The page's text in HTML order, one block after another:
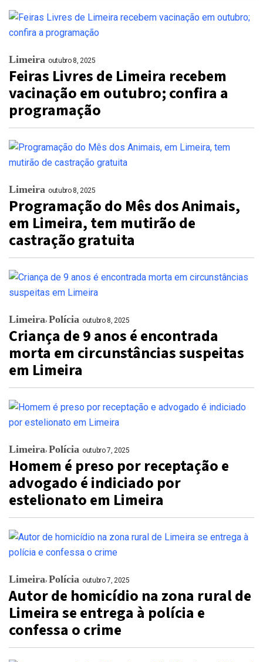
Limeira outubro 8, 2025
Feiras Livres de Limeira recebem
vacinação em outubro; confira a
programação
Limeira outubro 8, 2025
Programação do Mês dos Animais,
em Limeira, tem mutirão de
castração gratuita
Limeira Polícia outubro 8, 2025
Criança de 9 anos é encontrada
morta em circunstâncias suspeitas
em Limeira
Limeira Polícia outubro 7, 2025
Homem é preso por receptação e
advogado é indiciado por
estelionato em Limeira
Limeira Polícia outubro 7, 2025
Autor de homicídio na zona rural de
Limeira se entrega à polícia e
confessa o crime